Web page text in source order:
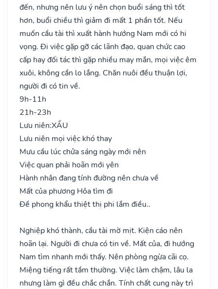
đến, nhưng nên lưu ý nên chọn buổi sáng thì tốt
hơn, buổi chiều thì giảm đi mất 1 phần tốt. Nếu
muốn cầu tài thì xuất hành hướng Nam mới có hi
vọng. Đi việc gặp gỡ các lãnh đạo, quan chức cao
cấp hay đối tác thì gặp nhiều may mắn, mọi việc êm
xuôi, không cần lo lắng. Chăn nuôi đều thuận lợi,
người đi có tin về.
9h-11h
21h-23h
Lưu niên:XẤU
Lưu niên mọi việc khó thay
Mưu cầu lúc chửa sáng ngày mới nên
Việc quan phải hoãn mới yên
Hành nhân đang tính đường nên chưa về
Mất của phương Hỏa tìm đi
Đề phong khẩu thiệt thị phi lắm điều..
Nghiệp khó thành, cầu tài mờ mịt. Kiện cáo nên
hoãn lại. Người đi chưa có tin về. Mất của, đi hướng
Nam tìm nhanh mới thấy. Nên phòng ngừa cãi cọ.
Miệng tiếng rất tầm thường. Việc làm chậm, lâu la
nhưng làm gì đều chắc chắn. Tính chất cung này trì